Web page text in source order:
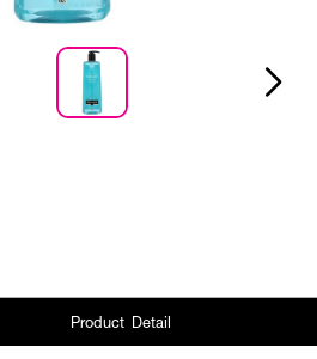
Product Detail